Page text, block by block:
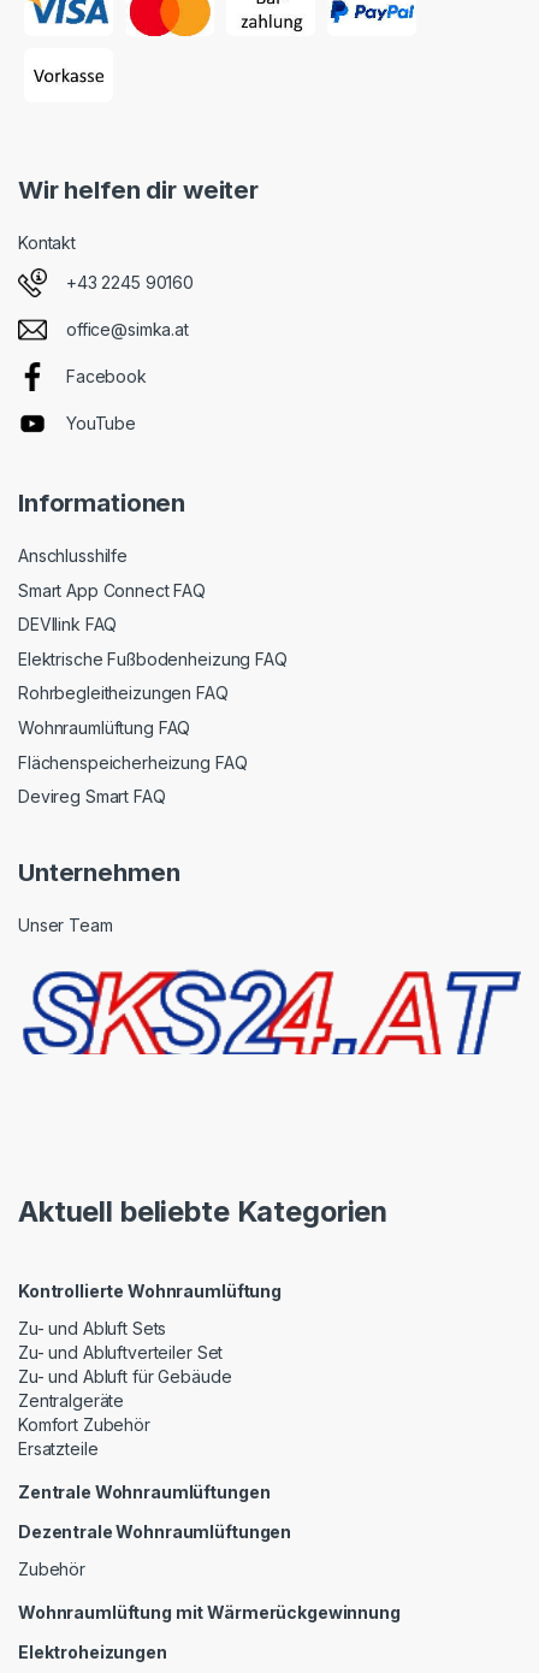
Wir helfen dir weiter
Kontakt
+43 2245 90160
office@simka.at
Facebook
YouTube
Informationen
Anschlusshilfe
Smart App Connect FAQ
DEVIlink FAQ
Elektrische Fußbodenheizung FAQ
Rohrbegleitheizungen FAQ
Wohnraumlüftung FAQ
Flächenspeicherheizung FAQ
Devireg Smart FAQ
Unternehmen
Unser Team
Aktuell beliebte Kategorien
Kontrollierte Wohnraumlüftung
Zu- und Abluft Sets
Zu- und Abluftverteiler Set
Zu- und Abluft für Gebäude
Zentralgeräte
Komfort Zubehör
Ersatzteile
Zentrale Wohnraumlüftungen
Dezentrale Wohnraumlüftungen
Zubehör
Wohnraumlüftung mit Wärmerückgewinnung
Elektroheizungen